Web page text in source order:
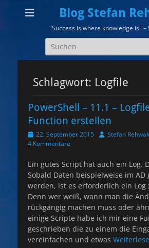
Blog Stefan
"Success is where knowledge is" –
Suchen
nach:
Schlagwort: Logfile
PowerShell – 11.1 –
Function erstellen
Veröffentlicht
am
22. September 2015 AutorStefan
4 Kommentare
Ein gutes Script hat auch ein Log.
Sobald Daten beispielweise im AD
werden, ist es erforderlich ein Log
Denn wer weiß, wann man die
rückgängig machen muss oder
einige Scripte habe ich mir eine
geschrieben die zu einem die
vereinfachen und etwas